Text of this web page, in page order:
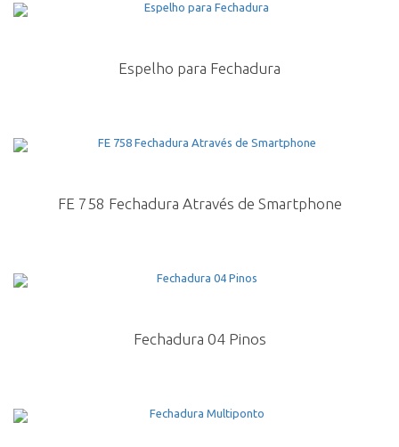
Espelho para Fechadura
FE 758 Fechadura Através de Smartphone
Fechadura 04 Pinos